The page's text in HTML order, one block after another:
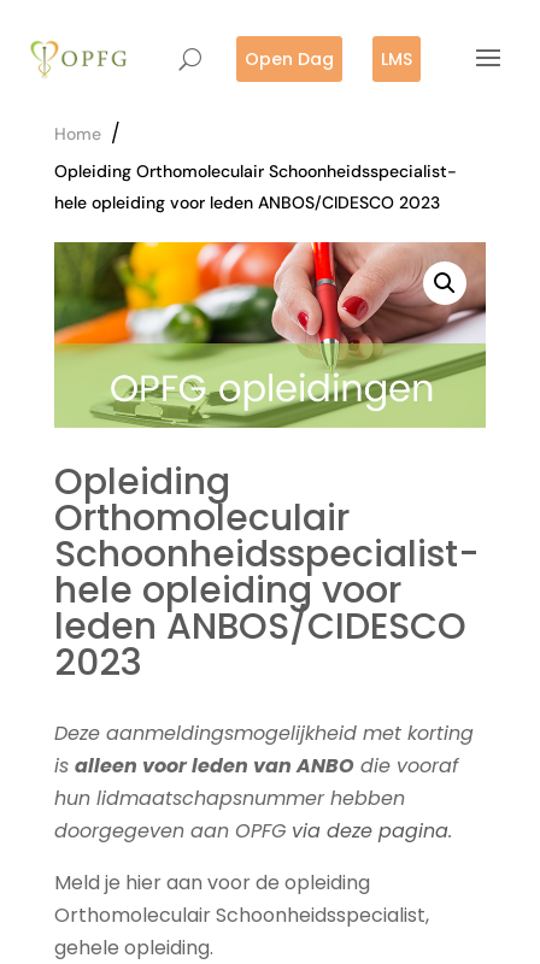
Open Dag LMS
Home /
Opleiding Orthomoleculair Schoonheidsspecialist-
hele opleiding voor leden ANBOS/CIDESCO 2023
Opleiding
Orthomoleculair
Schoonheidsspecialist-
hele opleiding voor
leden ANBOS/CIDESCO
2023
Deze aanmeldingsmogelijkheid met korting
is alleen voor leden van ANBOdie vooraf
hun lidmaatschapsnummer hebben
doorgegeven aan OPFG via deze pagina.
Meld je hier aan voor de opleiding
Orthomoleculair Schoonheidsspecialist,
gehele opleiding.